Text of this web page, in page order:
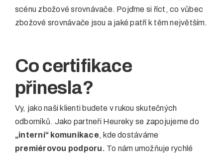
scénu zbožové srovnávače. Pojďme si říct, co vůbec
zbožové srovnávače jsou a jaké patří k těm největším.
Co certifikace
přinesla?
Vy, jako naši klienti budete v rukou skutečných
odborníků. Jako partneři Heureky se zapojujeme do
„interní“ komunikace, kde dostáváme
premiérovou podporu. To nám umožňuje rychlé